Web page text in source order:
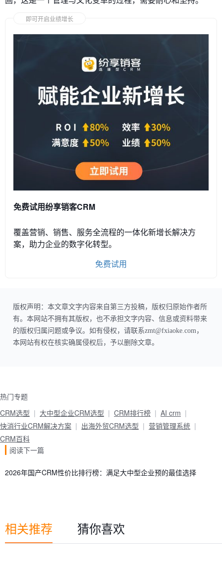
即可开启业绩增长
免费试用纷享销客CRM
覆盖营销、销售、服务全流程的一体化新增长解决方
案，助力企业的数字化转型。
免费试用
版权声明：本文章文字内容来自第三方投稿，版权归原始作者所
有。本网站不拥有其版权，也不承担文字内容、信息或资料带来
的版权归属问题或争议。如有侵权，请联系zmt@fxiaoke.com，
本网站有权在核实确属侵权后，予以删除文章。
热门专题
CRM选型
大中型企业CRM选型 CRM排行榜
AI crm
快消行业CRM解决方案
出海外贸CRM选型
营销管理系统
CRM百科
阅读下一篇
2026年国产CRM性价比排行榜：满足大中型企业预的最佳选择
相关推荐 猜你喜欢